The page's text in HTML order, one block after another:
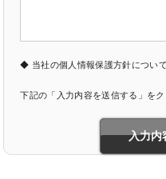
◆ 当社の個人情報保護方針につい
下記の「入力内容を送信する」を